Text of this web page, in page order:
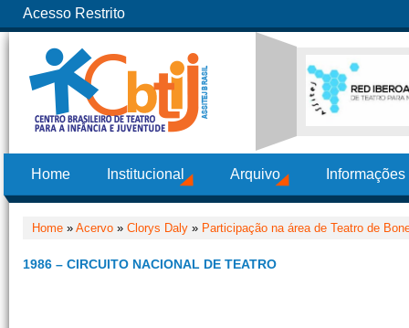
Acesso Restrito
Home Institucional Arquivo
Home » Acervo » Clorys Daly » Participação na área de Teatro de
1986 – CIRCUITO NACIONAL DE TEATRO